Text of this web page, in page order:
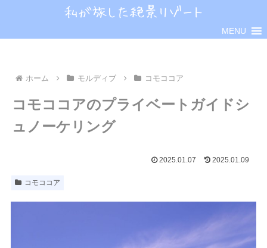
MENU
ホーム モルディブ コモココア
コモココアのプライベートガイドシ
ュノーケリング
2025.01.07 2025.01.09
コモココア